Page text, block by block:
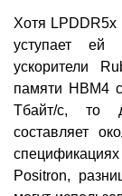
Хотя LPDDR5x
уступает ей
ускорители
памяти HBM4
Тбайт/с, то
составляет
Positron,